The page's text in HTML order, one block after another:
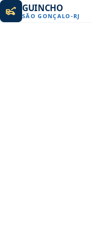
GUINCHO
SÃO GONÇALO -RJ